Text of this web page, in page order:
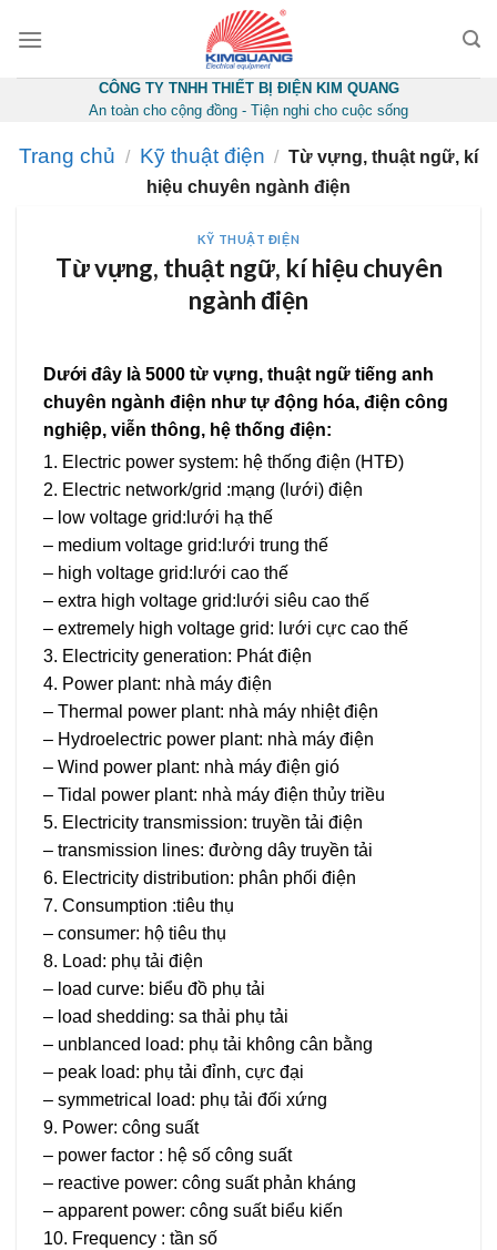
CÔNG TY TNHH THIẾT BỊ ĐIỆN KIM QUANG
An toàn cho cộng đồng - Tiện nghi cho cuộc sống
Trang chủ / Kỹ thuật điện / Từ vựng, thuật ngữ, kí
hiệu chuyên ngành điện
KỸ THUẬT ĐIỆN
Từ vựng, thuật ngữ, kí hiệu chuyên
ngành điện
Dưới đây là 5000 từ vựng, thuật ngữ tiếng anh
chuyên ngành điện như tự động hóa, điện công
nghiệp, viễn thông, hệ thống điện:
1. Electric power system: hệ thống điện (HTĐ)
2. Electric network/grid :mạng (lưới) điện
– low voltage grid:lưới hạ thế
– medium voltage grid:lưới trung thế
– high voltage grid:lưới cao thế
– extra high voltage grid:lưới siêu cao thế
– extremely high voltage grid: lưới cực cao thế
3. Electricity generation: Phát điện
4. Power plant: nhà máy điện
– Thermal power plant: nhà máy nhiệt điện
– Hydroelectric power plant: nhà máy điện
– Wind power plant: nhà máy điện gió
– Tidal power plant: nhà máy điện thủy triều
5. Electricity transmission: truyền tải điện
– transmission lines: đường dây truyền tải
6. Electricity distribution: phân phối điện
7. Consumption :tiêu thụ
– consumer: hộ tiêu thụ
8. Load: phụ tải điện
– load curve: biểu đồ phụ tải
– load shedding: sa thải phụ tải
– unblanced load: phụ tải không cân bằng
– peak load: phụ tải đỉnh, cực đại
– symmetrical load: phụ tải đối xứng
9. Power: công suất
– power factor : hệ số công suất
– reactive power: công suất phản kháng
– apparent power: công suất biểu kiến
10. Frequency : tần số